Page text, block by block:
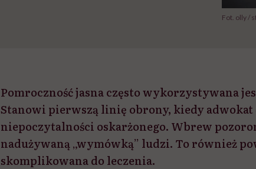
Fot. olly /
Pomroczność jasna często wykorzystywana
Stanowi pierwszą linię obrony, kiedy adwokat
niepoczytalności oskarżonego. Wbrew
nadużywaną „wymówką” ludzi. To również
skomplikowana do leczenia.